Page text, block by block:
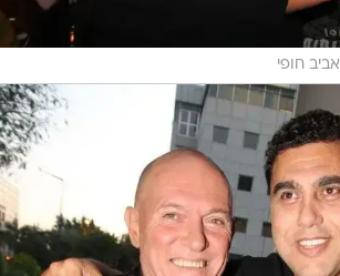
אביב חופי